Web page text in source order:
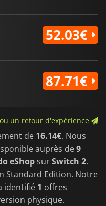
52.03€
87.71€
un retour d'expérience
de 16.14€. Nous
auprès de9
eShop surSwitch 2.
Standard Edition. Notre
identifié 1 offres
physique.